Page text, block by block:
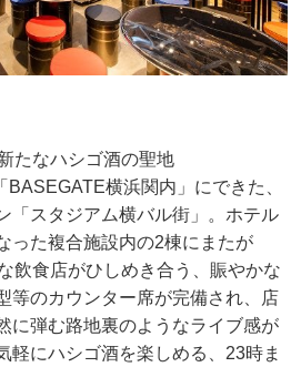
たなハシゴ酒の聖地
横浜関内」にできた、
「スタジアム横バル街」。ホテル
った複合施設内の2棟にまたが
飲食店がひしめき合う、賑やかな
等のカウンター席が完備され、店
に弾む路地裏のようなライブ感が
軽にハシゴ酒を楽しめる、23時ま